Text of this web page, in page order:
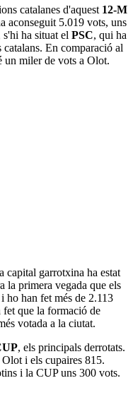
catalanes d'aquest 12-M
aconseguit 5.019 vots, uns
ha situat el PSC, qui ha
En comparació al
un miler de vots a Olot.
capital garrotxina ha estat
la primera vegada que els
ho han fet més de 2.113
que la formació de
votada a la ciutat.
, els principals derrotats.
i els cupaires 815.
i la CUP uns 300 vots.